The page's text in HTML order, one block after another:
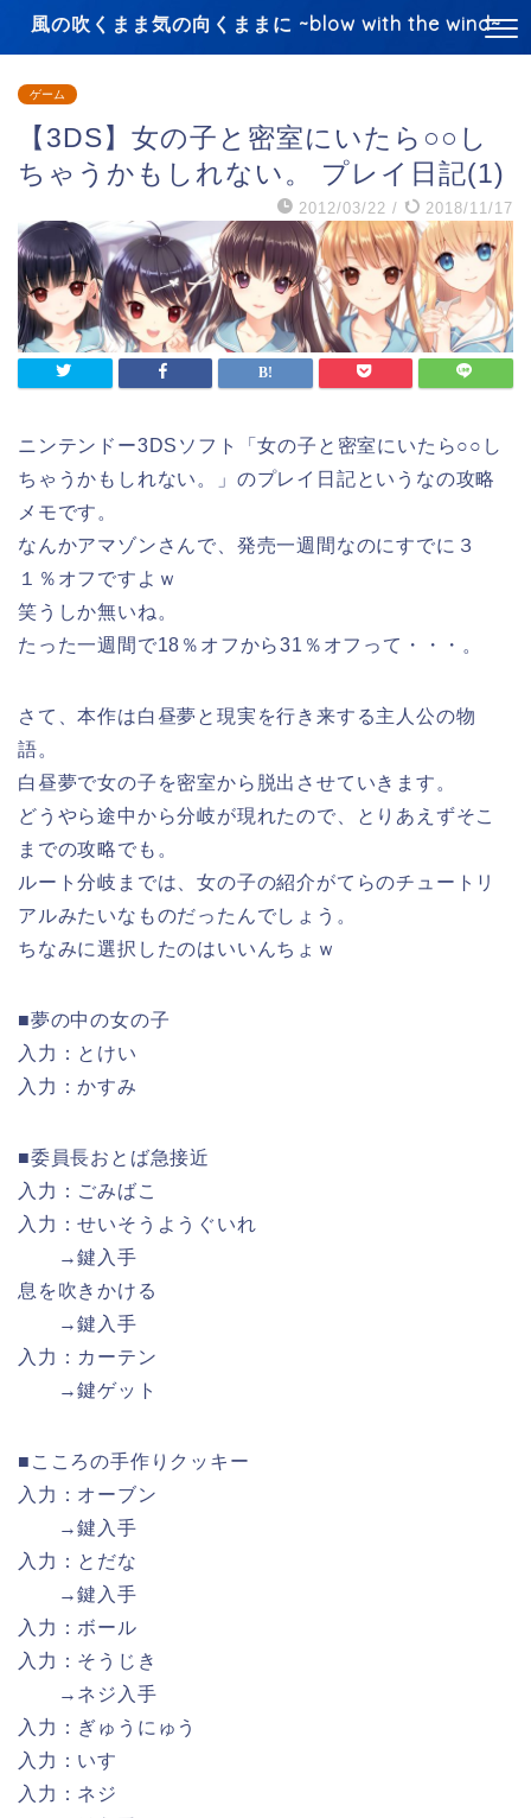
風の吹くまま気の向くままに ~blow with the wind~
ゲーム
【3DS】女の子と密室にいたら○○し
ちゃうかもしれない。 プレイ日記(1)
2012/03/22 / 2018/11/17
ニンテンドー3DSソフト「女の子と密室にいたら○○し
ちゃうかもしれない。」のプレイ日記というなの攻略
メモです。
なんかアマゾンさんで、発売一週間なのにすでに３
１％オフですよｗ
笑うしか無いね。
たった一週間で18％オフから31％オフって・・・。
さて、本作は白昼夢と現実を行き来する主人公の物
語。
白昼夢で女の子を密室から脱出させていきます。
どうやら途中から分岐が現れたので、とりあえずそこ
までの攻略でも。
ルート分岐までは、女の子の紹介がてらのチュートリ
アルみたいなものだったんでしょう。
ちなみに選択したのはいいんちょｗ
■夢の中の女の子
入力：とけい
入力：かすみ
■委員長おとば急接近
入力：ごみばこ
入力：せいそうようぐいれ
→鍵入手
息を吹きかける
→鍵入手
入力：カーテン
→鍵ゲット
■こころの手作りクッキー
入力：オーブン
→鍵入手
入力：とだな
→鍵入手
入力：ボール
入力：そうじき
→ネジ入手
入力：ぎゅうにゅう
入力：いす
入力：ネジ